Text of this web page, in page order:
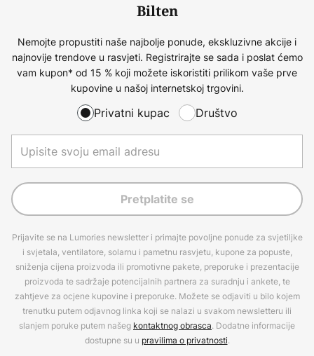
Bilten
Nemojte propustiti naše najbolje ponude, ekskluzivne akcije i
najnovije trendove u rasvjeti. Registrirajte se sada i poslat ćemo
vam kupon* od 15 % koji možete iskoristiti prilikom vaše prve
kupovine u našoj internetskoj trgovini.
Privatni kupac Društvo
Pretplatite se
Prijavite se na Lumories newsletter i primajte povoljne ponude za svjetiljke
i svjetala, ventilatore, solarnu i pametnu rasvjetu, kupone za popuste,
sniženja cijena proizvoda ili promotivne pakete, preporuke i prezentacije
proizvoda te sadržaje potencijalnih partnera za suradnju i ankete, te
zahtjeve za ocjene kupovine i preporuke. Možete se odjaviti u bilo kojem
trenutku putem odjavnog linka koji se nalazi u svakom newsletteru ili
slanjem poruke putem našeg kontaktnog obrasca. Dodatne informacije
dostupne su u pravilima o privatnosti.